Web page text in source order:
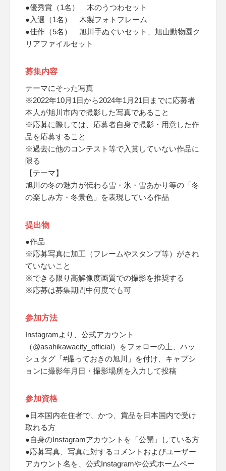
●優秀賞（1名） 木のうつわセット
●入選（1名） 木製フォトフレーム
●佳作（5名） 旭川手ぬぐいセット、旭山動物園ク
リアファイルセット
募集内容
テーマにそった写真
※2022年10月1日から2024年1月21日までに応募者
本人が旭川市内で撮影した写真であること
※応募に際しては、応募者自身で撮影・用意した作
品を応募すること
※過去に他のコンテスト等で入賞していない作品に
限る
【テーマ】
旭川の冬の魅力が伝わる雪・氷・雪あかり等の「冬
の楽しみ方・冬景色」を表現している作品
提出物
●作品
※応募写真に加工（フレームやスタンプ等）がされ
ていないこと
※できる限り高解像度画質での撮影を推奨する
※応募は募集期間中何度でも可
参加方法
Instagramより、公式アカウント
（@asahikawacity_official）をフォローの上、ハッ
シュタグ「#撮っておきの旭川」を付け、キャプシ
ョンに撮影年月日・撮影場所を入力して投稿
参加資格
●日本国内在住者で、かつ、賞品を日本国内で受け
取れる方
●自身のInstagramアカウントを「公開」している方
●応募写真、写真に対するコメントおよびユーザー
アカウント名を、公式Instagramや公式ホームペー